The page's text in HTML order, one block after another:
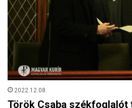
2022.12.08.
Török Csaba székfoglalót